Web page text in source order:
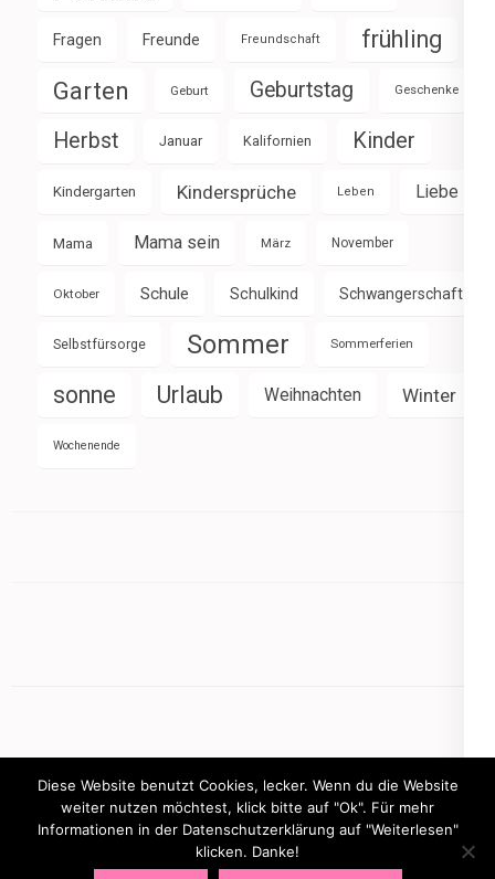
Fragen Freunde Freundschaft frühling
Garten Geburt Geburtstag Geschenke
Herbst Januar Kalifornien Kinder
Kindergarten Kindersprüche Leben Liebe
Mama Mama sein März November
Oktober Schule Schulkind Schwangerschaft
Selbstfürsorge Sommer Sommerferien
sonne Urlaub Weihnachten Winter
Wochenende
mamasbusiness.de
Diese Website benutzt Cookies, lecker. Wenn du die Website
weiter nutzen möchtest, klick bitte auf "Ok". Für mehr
Informationen in der Datenschutzerklärung auf "Weiterlesen"
klicken. Danke!